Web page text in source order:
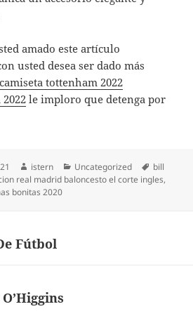
amado este artículo
usted desea ser dado más
camiseta tottenham 2022
le imploro que detenga por
Autor
istern Categorías
Uncategorized Etiquetas
bill
real madrid baloncesto el corte ingles,
bonitas 2020
Fútbol